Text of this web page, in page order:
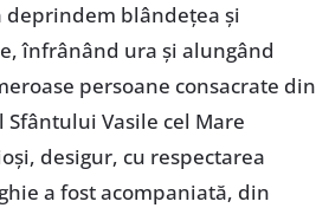
blândețea și
înfrânând ura și alungând
persoane consacrate din
Vasile cel Mare
desigur, cu respectarea
a fost acompaniată, din